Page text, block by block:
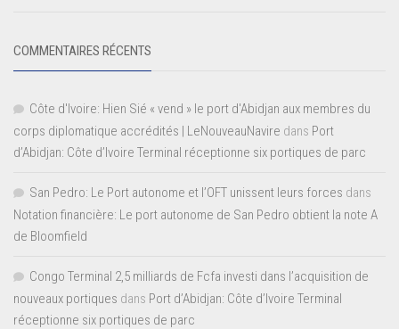
COMMENTAIRES RÉCENTS
Côte d'Ivoire: Hien Sié « vend » le port d'Abidjan aux membres du
corps diplomatique accrédités | LeNouveauNavire dans Port
d’Abidjan: Côte d’Ivoire Terminal réceptionne six portiques de parc
San Pedro: Le Port autonome et l’OFT unissent leurs forces dans
Notation financière: Le port autonome de San Pedro obtient la note A
de Bloomfield
Congo Terminal 2,5 milliards de Fcfa investi dans l’acquisition de
nouveaux portiques dans Port d’Abidjan: Côte d’Ivoire Terminal
réceptionne six portiques de parc